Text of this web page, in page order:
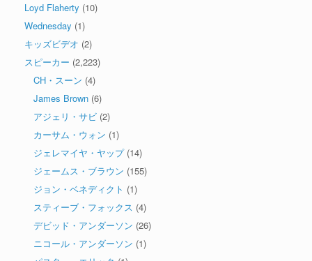
Loyd Flaherty (10)
Wednesday (1)
キッズビデオ (2)
スピーカー (2,223)
CH・スーン (4)
James Brown (6)
アジェリ・サビ (2)
カーサム・ウォン (1)
ジェレマイヤ・ヤップ(14)
ジェームス・ブラウン (155)
ジョン・ベネディクト (1)
スティーブ・フォックス (4)
デビッド・アンダーソン (26)
ニコール・アンダーソン (1)